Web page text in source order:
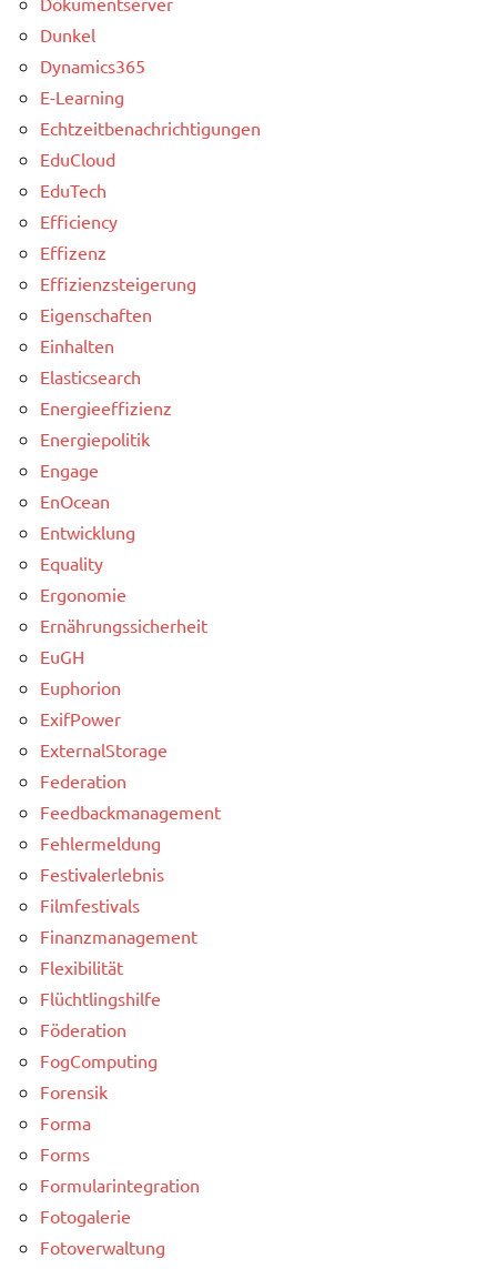
Dunkel
Dynamics365
E-Learning
Echtzeitbenachrichtigungen
EduCloud
EduTech
Efficiency
Effizenz
Effizienzsteigerung
Eigenschaften
Einhalten
Elasticsearch
Energieeffizienz
Energiepolitik
Engage
EnOcean
Entwicklung
Equality
Ergonomie
Ernährungssicherheit
EuGH
Euphorion
ExifPower
ExternalStorage
Federation
Feedbackmanagement
Fehlermeldung
Festivalerlebnis
Filmfestivals
Finanzmanagement
Flexibilität
Flüchtlingshilfe
Föderation
FogComputing
Forensik
Forma
Forms
Formularintegration
Fotogalerie
Fotoverwaltung